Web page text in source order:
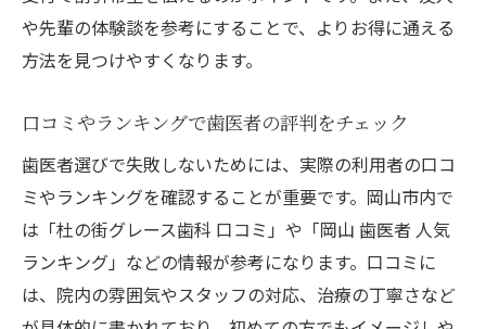
や先輩の体験談を参考にすることで、よりお得に通える
方法を見つけやすくなります。
口コミやランキングで歯医者の評判をチェック
歯医者選びで失敗しないためには、実際の利用者の口コ
ミやランキングを確認することが重要です。岡山市内で
は「杜の街グレース歯科 口コミ」や「岡山 歯医者 人気
ランキング」などの情報が参考になります。口コミに
は、院内の雰囲気やスタッフの対応、治療の丁寧さなど